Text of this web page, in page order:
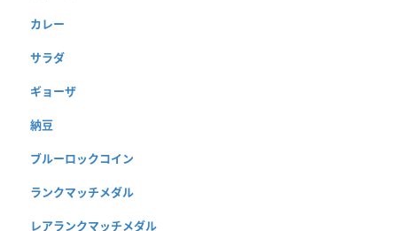
カレー
サラダ
ギョーザ
納豆
ブルーロックコイン
ランクマッチメダル
レアランクマッチメダル